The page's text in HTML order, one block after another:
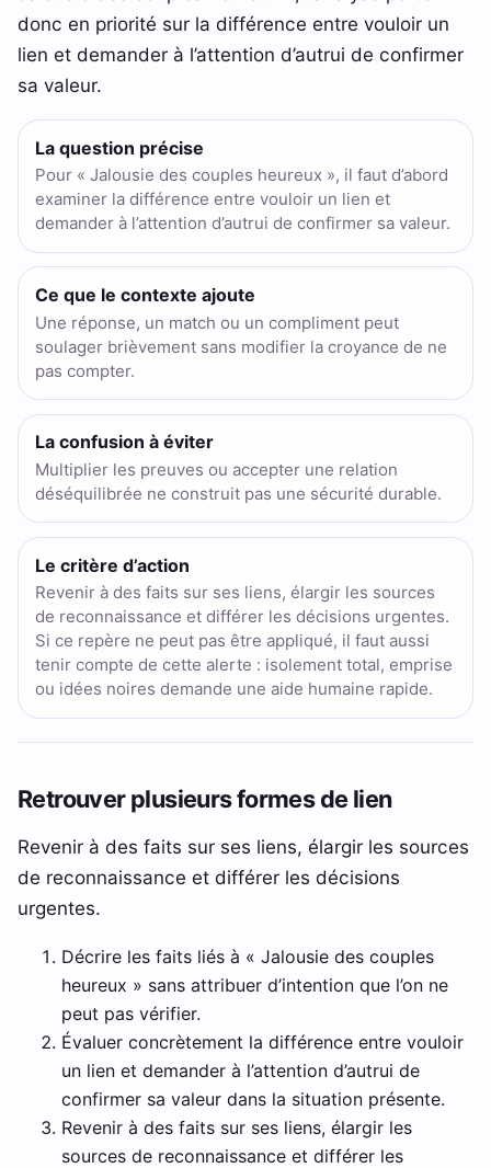
donc en priorité sur la différence entre vouloir un
lien et demander à l’attention d’autrui de confirmer
sa valeur.
La question précise
Pour « Jalousie des couples heureux », il faut d’abord
examiner la différence entre vouloir un lien et
demander à l’attention d’autrui de confirmer sa valeur.
Ce que le contexte ajoute
Une réponse, un match ou un compliment peut
soulager brièvement sans modifier la croyance de ne
pas compter.
La confusion à éviter
Multiplier les preuves ou accepter une relation
déséquilibrée ne construit pas une sécurité durable.
Le critère d’action
Revenir à des faits sur ses liens, élargir les sources
de reconnaissance et différer les décisions urgentes.
Si ce repère ne peut pas être appliqué, il faut aussi
tenir compte de cette alerte : isolement total, emprise
ou idées noires demande une aide humaine rapide.
Retrouver plusieurs formes de lien
Revenir à des faits sur ses liens, élargir les sources
de reconnaissance et différer les décisions
urgentes.
Décrire les faits liés à « Jalousie des couples
heureux » sans attribuer d’intention que l’on ne
peut pas vérifier.
Évaluer concrètement la différence entre vouloir
un lien et demander à l’attention d’autrui de
confirmer sa valeur dans la situation présente.
Revenir à des faits sur ses liens, élargir les
sources de reconnaissance et différer les